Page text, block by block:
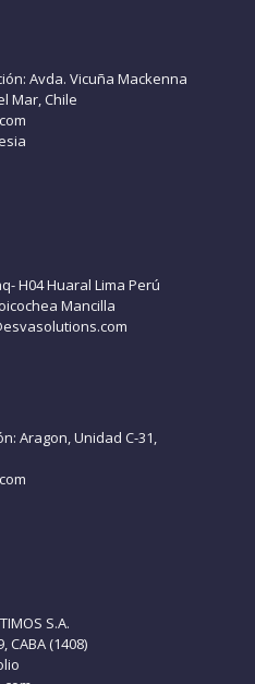
Avda. Vicuña Mackenna
Mar, Chile
H04 Huaral Lima Perú
Mancilla
Aragon, Unidad C-31,
S.A.
CABA (1408)